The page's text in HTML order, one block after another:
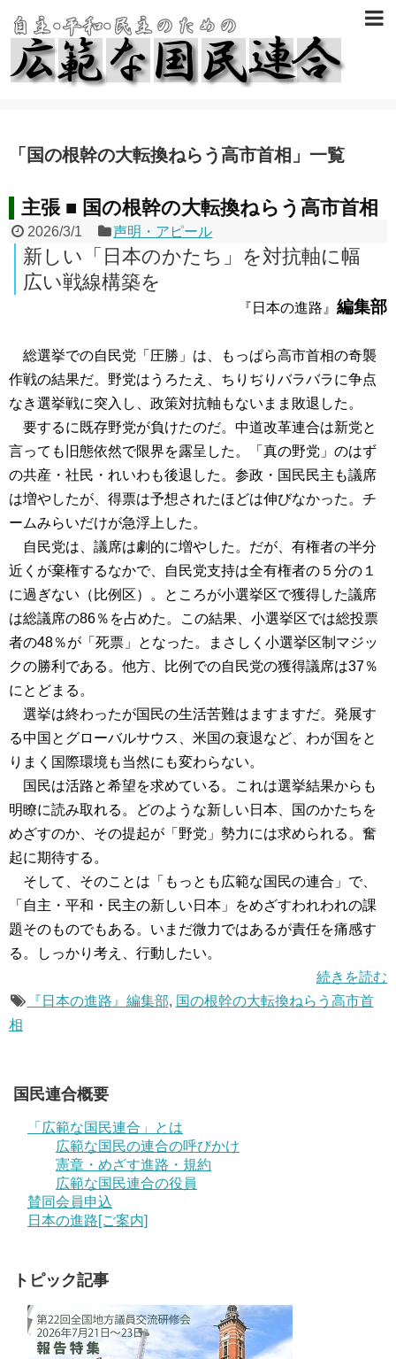
「 国の根幹の大転換ねらう高市首相 」 一覧
主張 ■ 国の根幹の大転換ねらう高市首相
2026/3/1 声明・アピール
新しい「日本のかたち」を対抗軸に幅
広い戦線構築を
『日本の進路』 編集部
総選挙での自民党「圧勝」は、もっぱら高市首相の奇襲
作戦の結果だ。野党はうろたえ、ちりぢりバラバラに争点
なき選挙戦に突入し、政策対抗軸もないまま敗退した。
要するに既存野党が負けたのだ。中道改革連合は新党と
言っても旧態依然で限界を露呈した。「真の野党」のはず
の共産・社民・れいわも後退した。参政・国民民主も議席
は増やしたが、得票は予想されたほどは伸びなかった。チ
ームみらいだけが急浮上した。
自民党は、議席は劇的に増やした。だが、有権者の半分
近くが棄権するなかで、自民党支持は全有権者の５分の１
に過ぎない（比例区）。ところが小選挙区で獲得した議席
は総議席の86％を占めた。この結果、小選挙区では総投票
者の48％が「死票」となった。まさしく小選挙区制マジッ
クの勝利である。他方、比例での自民党の獲得議席は37％
にとどまる。
選挙は終わったが国民の生活苦難はますますだ。発展す
る中国とグローバルサウス、米国の衰退など、わが国をと
りまく国際環境も当然にも変わらない。
国民は活路と希望を求めている。これは選挙結果からも
明瞭に読み取れる。どのような新しい日本、国のかたちを
めざすのか、その提起が「野党」勢力には求められる。奮
起に期待する。
そして、そのことは「もっとも広範な国民の連合」で、
「自主・平和・民主の新しい日本」をめざすわれわれの課
題そのものでもある。いまだ微力ではあるが責任を痛感す
る。しっかり考え、行動したい。
続きを読む
『日本の進路』編集部, 国の根幹の大転換ねらう高市首
相
国民連合概要
「広範な国民連合」とは
広範な国民の連合の呼びかけ
憲章・めざす進路・規約
広範な国民連合の役員
賛同会員申込
日本の進路[ご案内]
トピック記事